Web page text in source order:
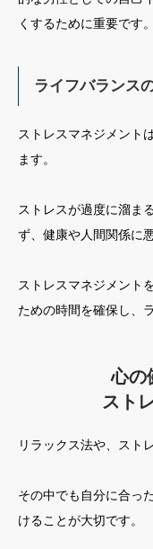
くするために重要です。
ライフバランス
ストレスマネジメント
ます。
ストレスが過度に溜ま
ず、健康や人間関係に
ストレスマネジメント
ための時間を確保し、
心の
スト
リラックス法や、スト
その中でも自分に合っ
けることが大切です。